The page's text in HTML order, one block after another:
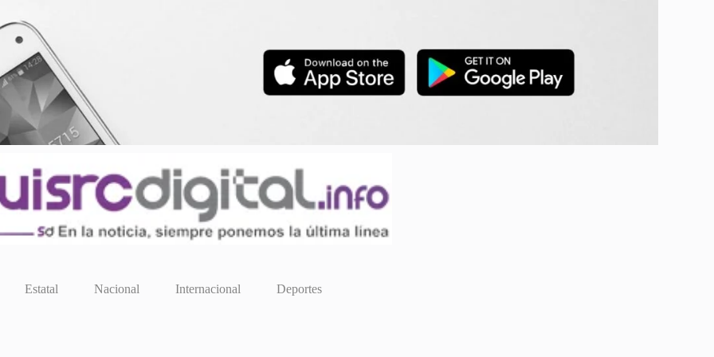
Estatal Nacional Internacional Deportes